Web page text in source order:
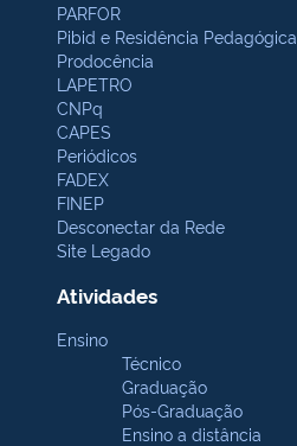
PARFOR
Pibid e Residência Pedagógica
Prodocência
LAPETRO
CNPq
CAPES
Periódicos
FADEX
FINEP
Desconectar da Rede
Site Legado
Atividades
Ensino
Técnico
Graduação
Pós-Graduação
Ensino a distância